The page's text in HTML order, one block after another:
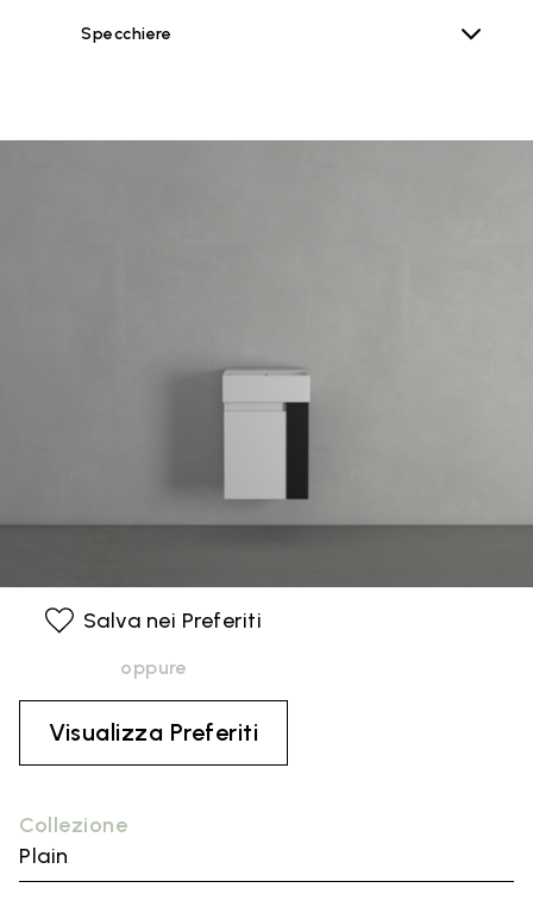
Specchiere
Collezione
Plain
Salva nei Preferiti
oppure
Visualizza Preferiti